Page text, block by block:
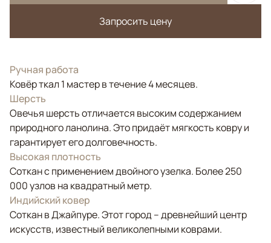
Запросить цену
Ручная работа
Ковёр ткал 1 мастер в течение 4 месяцев.
Шерсть
Овечья шерсть отличается высоким содержанием
природного ланолина. Это придаёт мягкость ковру и
гарантирует его долговечность.
Высокая плотность
Соткан с применением двойного узелка. Более 250
000 узлов на квадратный метр.
Индийский ковер
Соткан в Джайпуре. Этот город – древнейший центр
искусств, известный великолепными коврами.